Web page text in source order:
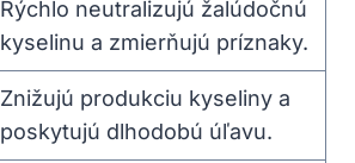
Rýchlo neutralizujú žalúdočnú
kyselinu a zmierňujú príznaky.
Znižujú produkciu kyseliny a
poskytujú dlhodobú úľavu.